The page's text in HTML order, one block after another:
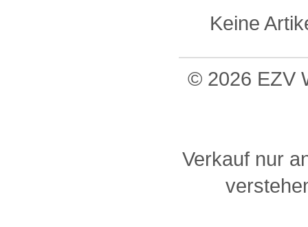
Keine
© 2026 EZV
Verkauf nur